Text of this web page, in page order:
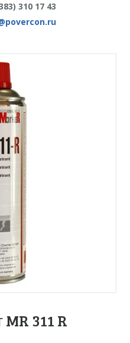
310 17 43
311 R